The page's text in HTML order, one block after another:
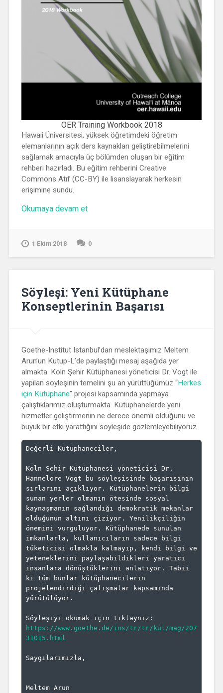
OER Training Workbook 2018
Hawaii Üniversitesi, yüksek öğretimdeki öğretim
elemanlarının açık ders kaynakları geliştirebilmelerini
sağlamak amacıyla üç bölümden oluşan bir eğitim
rehberi hazırladı. Bu eğitim rehberini Creative
Commons Atıf (CC-BY) ile lisanslayarak herkesin
erişimine sundu.
Okumaya devam et“Hawaii
Kaynakları
1 Ekim 2018 0
Söyleşi: Yeni Kütüphane
Konseptlerinin Başarısı
Goethe-Institut Istanbul’dan meslektaşımız Meltem
Arun’un Kutup-L’de paylaştığı mesaj aşağıda yer
almakta. Köln Şehir Kütüphanesi yöneticisi Dr. Vogt ile
yapılan söyleşinin temelini şu an yürüttüğümüz “Herkes
için Kütüphane” projesi kapsamında yapmaya
çalıştıklarımız oluşturmakta. Kütüphanelerde yeni
hizmetler geliştirmenin ne derece önemli olduğunu ve
büyük bir etki yarattığını söyleşide gözlemleyebiliyoruz.
Değerli Kütüphaneciler,
Köln Şehir Kütüphanesi yöneticisi Dr.
Hannelore Vogt bu söyleşisinde başarısının
sırlarını açıklıyor. Kütüphanelerin bilgi
sunan yerler olmanın ötesinde sosyal
kaynaşmanın sağlandığı demokratik mekanlar
olduğunun altını çiziyor. Yenilikçiliğin
önemini vurguluyor. Kütüphanede sunulan
imkanlarla, kullanıcıların sadece bilgi
tüketicisi olmakla kalmayıp, kendi bilgi ve
yeteneklerini paylaşabildikleri yaratıcı
insanlara dönüştüklerini anlatıyor. Tabii
ki tüm bunlar kütüphanecilerin
projelendirdiği çalışmalar kapsamında
yürütülüyor.
https://www.goethe.de/ins/tr/tr/kul/mag/207
31015.html
Saygılarımızla,
Meltem Arun